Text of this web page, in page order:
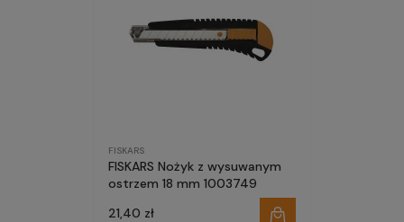
FISKARS
FISKARS Nożyk z wysuwanym
ostrzem 18 mm 1003749
21,40 zł